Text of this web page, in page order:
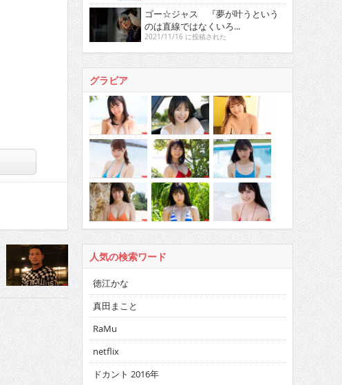
ゴー☆ジャス 『夢が叶うという
のは直線ではなくいろ...
2021/11/16 に投稿された
グラビア
人気の検索ワード
徳江かな
真田まこと
RaMu
netflix
ドカント 2016年